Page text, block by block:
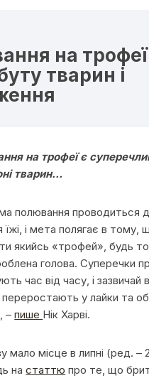
на
тварин і
на трофеї є
тварин…
полювання проводиться
їжі, і мета полягає в тому,
якийсь «трофей», будь то
голова. Суперечки
час від часу, і зазвичай
у лайки та
–пише Нік Харві.
мало місце в липні (ред. –
настаттю про те, що